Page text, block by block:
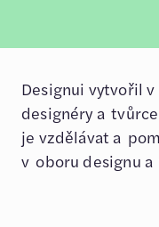
Designui vytvořil
designéry a
je vzdělávat a
v oboru designu